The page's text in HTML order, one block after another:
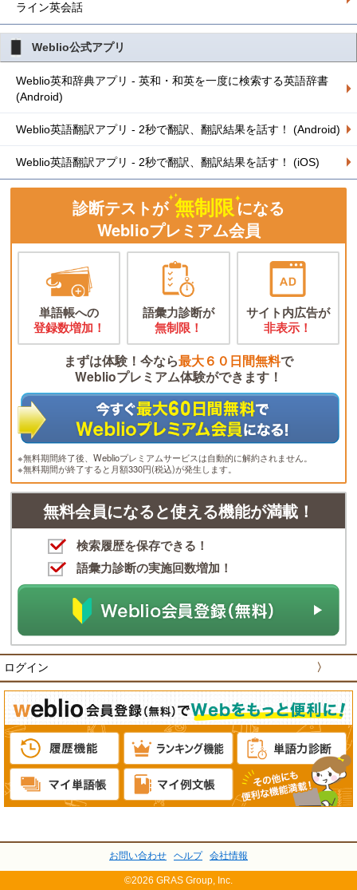
ライン英会話
Weblio公式アプリ
Weblio英和辞典アプリ - 英和・和英を一度に検索する英語辞書
(Android)
Weblio英語翻訳アプリ - 2秒で翻訳、翻訳結果を話す！ (Android)
Weblio英語翻訳アプリ - 2秒で翻訳、翻訳結果を話す！ (iOS)
診断テストが 無制限になる
Weblioプレミアム会員
単語帳への
登録数増加！
語彙力診断が
無制限！
サイト内広告が
非表示！
まずは体験！今なら最大６０日間無料で
Weblioプレミアム体験ができます！
※無料期間終了後、Weblioプレミアムサービスは自動的に解約されません。
※無料期間が終了すると月額330円(税込)が発生します。
無料会員になると使える機能が満載！
検索履歴を保存できる！
語彙力診断の実施回数増加！
ログイン 〉
お問い合わせ ヘルプ 会社情報
©2026 GRAS Group, Inc.